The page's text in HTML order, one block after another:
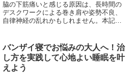
脇の下筋痛いと感じる原因は、長時間の
デスクワークによる巻き肩や姿勢不良、
自律神経の乱れかもしれません。本記事
でを徹底解説します。ご自宅で簡単にで
きるケア方法を実践し、上半身の不調や
痛みを和らげましょう。
バンザイ寝でお悩みの大人へ！治
し方を実践して心地よい睡眠を叶
えよう